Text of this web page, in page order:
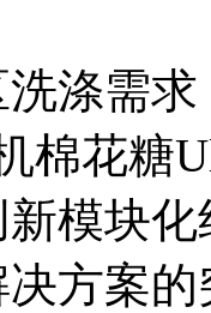
涤需
棉花糖
模块
方案的